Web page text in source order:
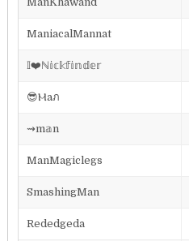
ManiacalMannat
𝕀❤️ℕ𝕚𝕔𝕜𝕗𝕚𝕟𝕕𝕖𝕣
😎Ⲙaภ
⇝m𝕒n
ManMagiclegs
SmashingMan
Rededgeda